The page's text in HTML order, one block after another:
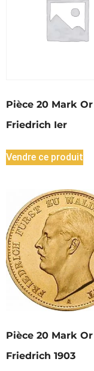
Pièce 20 Mark Or
Friedrich Ier
Vendre ce produit
Pièce 20 Mark Or
Friedrich 1903